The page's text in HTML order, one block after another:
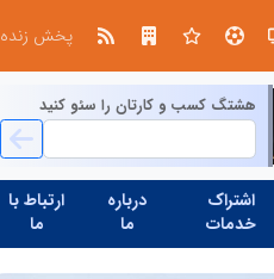
پخش زنده
هشتگ کسب و کارتان را سئو کنید
اشتراک
خدمات
درباره
ما
ارتباط با
ما